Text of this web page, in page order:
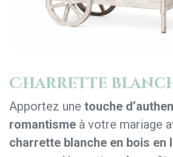
Charrette
Apportez une touche
romantisme à votre mariage
charrette blanche en bois en